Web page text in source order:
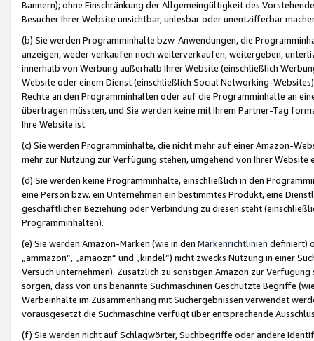
Bannern); ohne Einschränkung der Allgemeingültigkeit des
Besucher Ihrer Website unsichtbar, unlesbar oder unentzifferbar
(b) Sie werden Programminhalte bzw. Anwendungen, die
anzeigen, weder verkaufen noch weiterverkaufen, weitergeben,
innerhalb von Werbung außerhalb Ihrer Website (einschließlich
Website oder einem Dienst (einschließlich Social Networking-
Rechte an den Programminhalten oder auf die Programminhalte an
übertragen müssten, und Sie werden keine mit Ihrem Partner-Tag
Ihre Website ist.
(c) Sie werden Programminhalte, die nicht mehr auf einer Amazon-
mehr zur Nutzung zur Verfügung stehen, umgehend von Ihrer
(d) Sie werden keine Programminhalte, einschließlich in den
eine Person bzw. ein Unternehmen ein bestimmtes Produkt, eine
geschäftlichen Beziehung oder Verbindung zu diesen steht
Programminhalten).
(e) Sie werden Amazon-Marken (wie in den Markenrichtlinien definiert)
„ammazon“, „amaozn“ und „kindel“) nicht zwecks Nutzung in einer
Versuch unternehmen). Zusätzlich zu sonstigen Amazon zur
sorgen, dass von uns benannte Suchmaschinen Geschützte Begriffe
Werbeinhalte im Zusammenhang mit Suchergebnissen verwendet
vorausgesetzt die Suchmaschine verfügt über entsprechende
(f) Sie werden nicht auf Schlagwörter, Suchbegriffe oder andere